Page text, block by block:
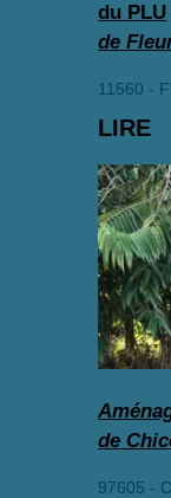
du PLU
de
11560 -
LIRE
de
97605 -